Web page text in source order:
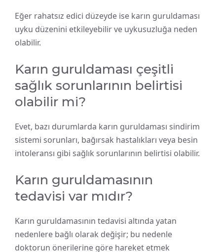
Eğer rahatsız edici düzeyde ise karın guruldaması
uyku düzenini etkileyebilir ve uykusuzluğa neden
olabilir.
Karın guruldaması çeşitli
sağlık sorunlarının belirtisi
olabilir mi?
Evet, bazı durumlarda karın guruldaması sindirim
sistemi sorunları, bağırsak hastalıkları veya besin
intoleransı gibi sağlık sorunlarının belirtisi olabilir.
Karın guruldamasının
tedavisi var mıdır?
Karın guruldamasının tedavisi altında yatan
nedenlere bağlı olarak değişir; bu nedenle
doktorun önerilerine göre hareket etmek